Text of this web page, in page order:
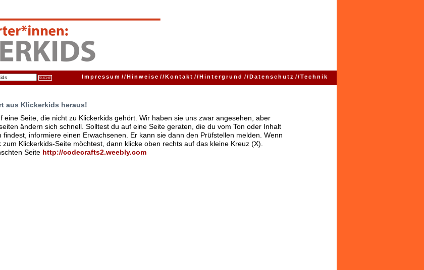
Impressum //Hinweise //Kontakt //Hintergrund //Datenschutz //Technik
aus Klickerkids heraus!
eine Seite, die nicht zu Klickerkids gehört. Wir haben sie uns zwar angesehen, aber
ändern sich schnell. Solltest du auf eine Seite geraten, die du vom Ton oder Inhalt
findest, informiere einen Erwachsenen. Er kann sie dann den Prüfstellen melden. Wenn
Klickerkids-Seite möchtest, dann klicke oben rechts auf das kleine Kreuz (X).
Seite http://codecrafts2.weebly.com